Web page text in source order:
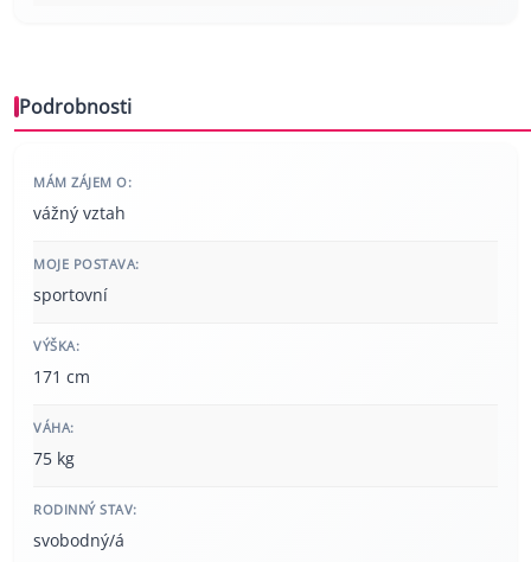
Podrobnosti
MÁM ZÁJEM O:
vážný vztah
MOJE POSTAVA:
sportovní
VÝŠKA:
171 cm
VÁHA:
75 kg
RODINNÝ STAV:
svobodný/á